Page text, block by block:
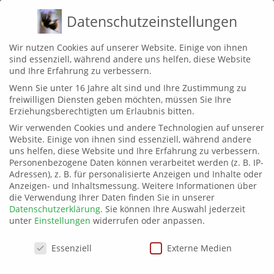
MENÜ
NEKTAR UND POLLE
EIN BLOG VOM WILDBIENENBALKON
SCHLAGWORT:DICKMAULRÜSSLER
Engerlinge im Balkonkasten: So
wirst du die Schädlinge los
KÄFER NEKTAR UND POLLE 06/10/2020 1
Datenschutzeinstellungen
Wir nutzen Cookies auf unserer Website. Einige von ihnen
sind essenziell, während andere uns helfen, diese Website
und Ihre Erfahrung zu verbessern.
Wenn Sie unter 16 Jahre alt sind und Ihre Zustimmung zu
freiwilligen Diensten geben möchten, müssen Sie Ihre
Erziehungsberechtigten um Erlaubnis bitten.
Wir verwenden Cookies und andere Technologien auf unserer
Website. Einige von ihnen sind essenziell, während andere
uns helfen, diese Website und Ihre Erfahrung zu verbessern.
Personenbezogene Daten können verarbeitet werden (z. B. IP-
Adressen), z. B. für personalisierte Anzeigen und Inhalte oder
Anzeigen- und Inhaltsmessung. Weitere Informationen über
die Verwendung Ihrer Daten finden Sie in unserer
Datenschutzerklärung. Sie können Ihre Auswahl jederzeit
unter Einstellungen widerrufen oder anpassen.
Datenschutzeinstellungen
Essenziell Externe Medien